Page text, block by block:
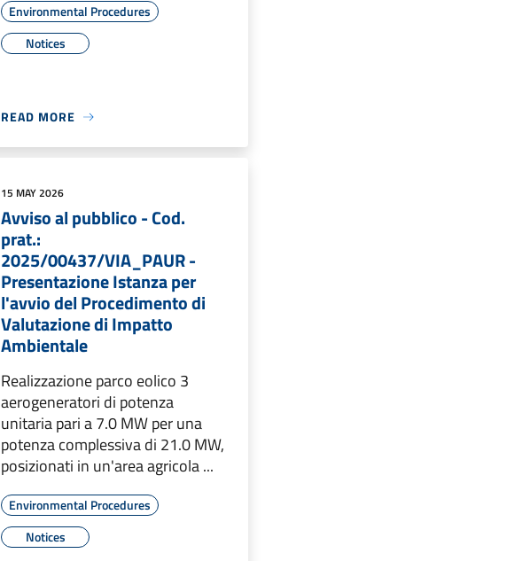
Environmental Procedures
Notices
READ MORE
15 MAY 2026
Avviso al pubblico - Cod.
prat.:
2025/00437/VIA_PAUR -
Presentazione Istanza per
l'avvio del Procedimento di
Valutazione di Impatto
Ambientale
Realizzazione parco eolico 3
aerogeneratori di potenza
unitaria pari a 7.0 MW per una
potenza complessiva di 21.0 MW,
posizionati in un'area agricola ...
Environmental Procedures
Notices